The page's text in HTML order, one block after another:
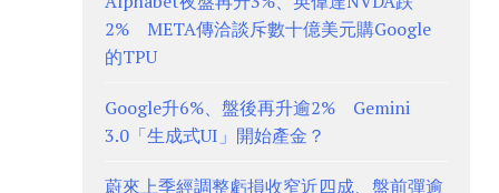
2% META傳洽談斥數十億美元購Google
的TPU
Google升6%、盤後再升逾2% Gemini
3.0「生成式UI」開始產金？
蔚來上季經調整虧損收窄近四成、盤前彈逾